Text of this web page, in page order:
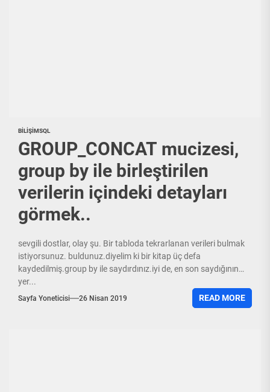
BILIŞIMSQL
GROUP_CONCAT mucizesi,
group by ile birleştirilen
verilerin içindeki detayları
görmek..
sevgili dostlar, olay şu. Bir tabloda tekrarlanan verileri bulmak
istiyorsunuz. buldunuz.diyelim ki bir kitap üç defa
kaydedilmiş.group by ile saydırdınız.iyi de, en son saydığının
yer...
Sayfa Yoneticisi 26 Nisan 2019 READ MORE